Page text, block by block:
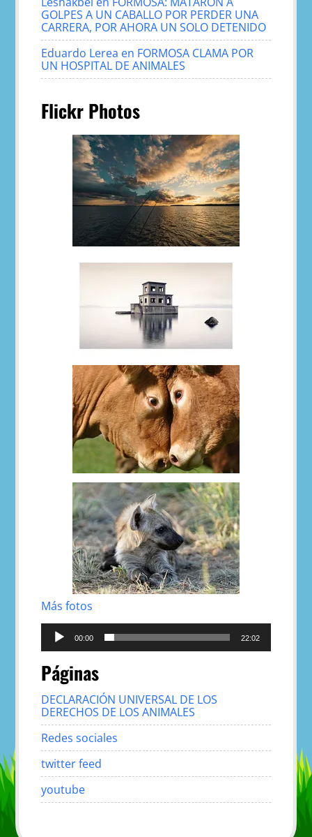
GOLPES A UN CABALLO POR PERDER UNA
CARRERA, POR AHORA UN SOLO DETENIDO
Eduardo Lerea en FORMOSA CLAMA POR
UN HOSPITAL DE ANIMALES
Flickr Photos
Más fotos
Reproductor
audio
00:00 22:02
Páginas
DECLARACIÓN UNIVERSAL DE LOS
DERECHOS DE LOS ANIMALES
Redes sociales
twitter feed
youtube